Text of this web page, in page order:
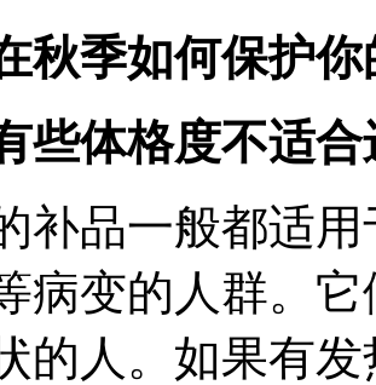
秋季如何保护
些体格度不适合
补品一般都适
病变的人群。
的人。如果有